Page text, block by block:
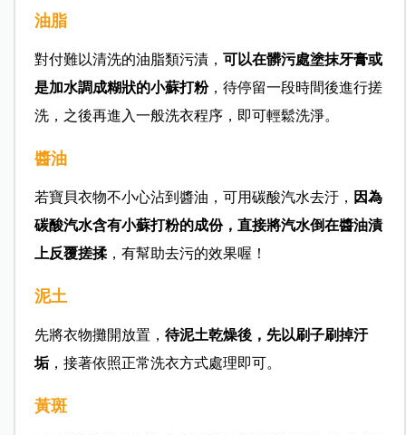
油脂
對付難以清洗的油脂類污漬， 可以在髒污處塗抹牙膏或
是加水調成糊狀的小蘇打粉，待停留一段時間後進行搓
洗，之後再進入一般洗衣程序，即可輕鬆洗淨。
醬油
若寶貝衣物不小心沾到醬油，可用碳酸汽水去汙， 因為
碳酸汽水含有小蘇打粉的成份，直接將汽水倒在醬油漬
上反覆搓揉，有幫助去污的效果喔！
泥土
先將衣物攤開放置， 待泥土乾燥後，先以刷子刷掉汙
垢，接著依照正常洗衣方式處理即可。
黃斑